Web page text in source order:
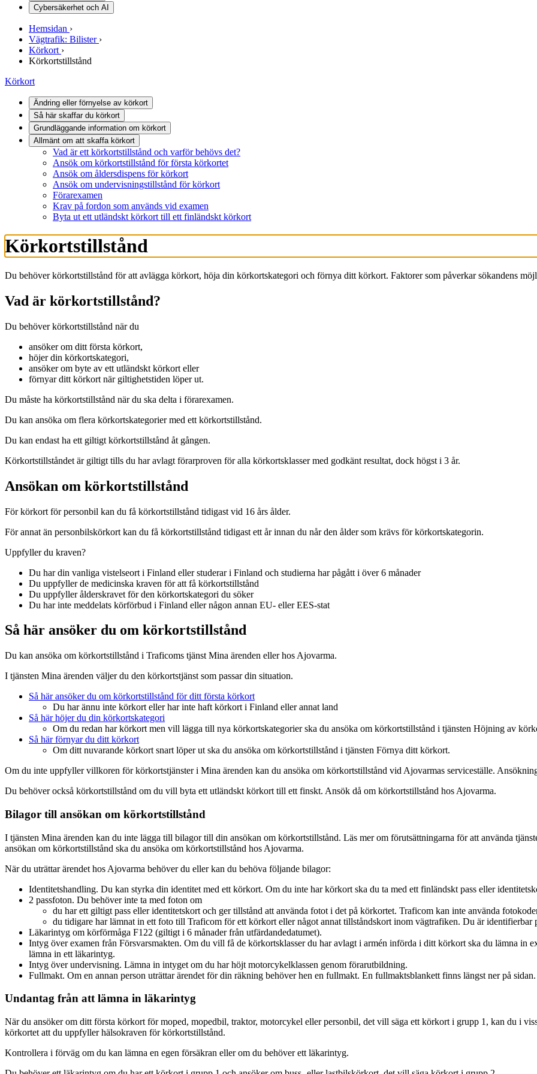
Cybersäkerhet och AI
Hemsidan ›
Vägtrafik: Bilister ›
Körkort ›
Körkortstillstånd
Körkort
Ändring eller förnyelse av körkort
Så här skaffar du körkort
Grundläggande information om körkort
Allmänt om att skaffa körkort
Vad är ett körkortstillstånd och varför behövs det?
Ansök om körkortstillstånd för första körkortet
Ansök om åldersdispens för körkort
Ansök om undervisningstillstånd för körkort
Förarexamen
Krav på fordon som används vid examen
Byta ut ett utländskt körkort till ett finländskt körkort
Körkortstillstånd
Du behöver körkortstillstånd för att avlägga körkort, höja din körkortskategori och förnya ditt körkort. Faktorer som påverkar sökandens
Vad är körkortstillstånd?
Du behöver körkortstillstånd när du
ansöker om ditt första körkort,
höjer din körkortskategori,
ansöker om byte av ett utländskt körkort eller
förnyar ditt körkort när giltighetstiden löper ut.
Du måste ha körkortstillstånd när du ska delta i förarexamen.
Du kan ansöka om flera körkortskategorier med ett körkortstillstånd.
Du kan endast ha ett giltigt körkortstillstånd åt gången.
Körkortstillståndet är giltigt tills du har avlagt förarproven för alla körkortsklasser med godkänt resultat, dock högst i 3 år.
Ansökan om körkortstillstånd
För körkort för personbil kan du få körkortstillstånd tidigast vid 16 års ålder.
För annat än personbilskörkort kan du få körkortstillstånd tidigast ett år innan du når den ålder som krävs för körkortskategorin.
Uppfyller du kraven?
Du har din vanliga vistelseort i Finland eller studerar i Finland och studierna har pågått i över 6 månader
Du uppfyller de medicinska kraven för att få körkortstillstånd
Du uppfyller ålderskravet för den körkortskategori du söker
Du har inte meddelats körförbud i Finland eller någon annan EU- eller EES-stat
Så här ansöker du om körkortstillstånd
Du kan ansöka om körkortstillstånd i Traficoms tjänst Mina ärenden eller hos Ajovarma.
I tjänsten Mina ärenden väljer du den körkortstjänst som passar din situation.
Så här ansöker du om körkortstillstånd för ditt första körkort
Du har ännu inte körkort eller har inte haft körkort i Finland eller annat land
Så här höjer du din körkortskategori
Om du redan har körkort men vill lägga till nya körkortskategorier ska du ansöka om körkortstillstånd i tjänsten Höjning av
Så här förnyar du ditt körkort
Om ditt nuvarande körkort snart löper ut ska du ansöka om körkortstillstånd i tjänsten Förnya ditt körkort.
Om du inte uppfyller villkoren för körkortstjänster i Mina ärenden kan du ansöka om körkortstillstånd vid Ajovarmas serviceställe.
Du behöver också körkortstillstånd om du vill byta ett utländskt körkort till ett finskt. Ansök då om körkortstillstånd hos Ajovarma.
Bilagor till ansökan om körkortstillstånd
I tjänsten Mina ärenden kan du inte lägga till bilagor till din ansökan om körkortstillstånd. Läs mer om förutsättningarna för att använda
ansökan om körkortstillstånd ska du ansöka om körkortstillstånd hos Ajovarma.
När du uträttar ärendet hos Ajovarma behöver du eller kan du behöva följande bilagor:
Identitetshandling. Du kan styrka din identitet med ett körkort. Om du inte har körkort ska du ta med ett finländskt pass eller
2 passfoton. Du behöver inte ta med foton om
du har ett giltigt pass eller identitetskort och ger tillstånd att använda fotot i det på körkortet. Traficom kan inte använda
du tidigare har lämnat in ett foto till Traficom för ett körkort eller något annat tillståndskort inom vägtrafiken. Du är
Läkarintyg om körförmåga F122 (giltigt i 6 månader från utfärdandedatumet).
Intyg över examen från Försvarsmakten. Om du vill få de körkortsklasser du har avlagt i armén införda i ditt körkort ska du lämna in
lämna in ett läkarintyg.
Intyg över undervisning. Lämna in intyget om du har höjt motorcykelklassen genom förarutbildning.
Fullmakt. Om en annan person uträttar ärendet för din räkning behöver hen en fullmakt. En fullmaktsblankett finns längst ner på sidan.
Undantag från att lämna in läkarintyg
När du ansöker om ditt första körkort för moped, mopedbil, traktor, motorcykel eller personbil, det vill säga ett körkort i grupp 1, kan du i
körkortet att du uppfyller hälsokraven för körkortstillstånd.
Kontrollera i förväg om du kan lämna en egen försäkran eller om du behöver ett läkarintyg.